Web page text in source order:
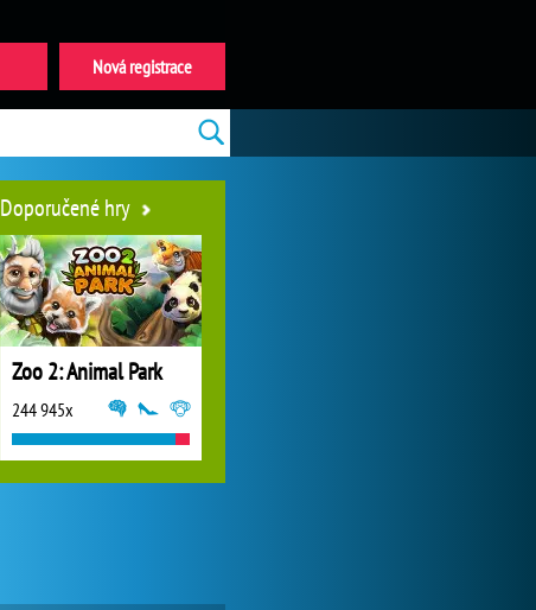
Doporučené hry
Zoo 2: Animal Park
244 945x
Nová registrace